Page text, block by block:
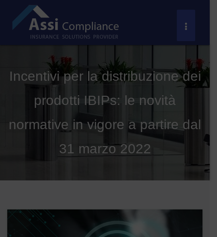
contenuto
Toggle
Incentivi per la distribuzione dei
prodotti IBIPs: le novità
normative in vigore a partire dal
31 marzo 2022